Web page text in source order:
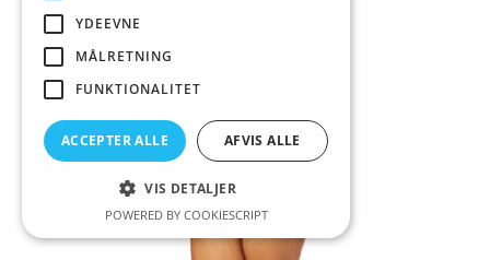
YDEEVNE
MÅLRETNING
FUNKTIONALITET
ACCEPTER ALLE AFVIS ALLE
VIS DETALJER
POWERED BY COOKIESCRIPT